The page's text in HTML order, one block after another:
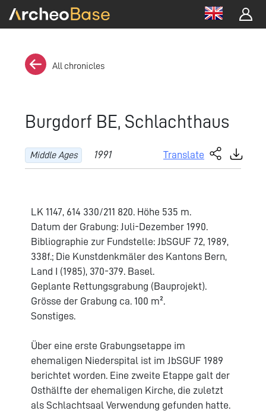
All chronicles
Burgdorf BE, Schlachthaus
Middle Ages 1991 Translate
LK 1147, 614 330/211 820. Höhe 535 m.
Datum der Grabung: Juli-Dezember 1990.
Bibliographie zur Fundstelle: JbSGUF 72, 1989,
338f.; Die Kunstdenkmäler des Kantons Bern,
Land I (1985), 370-379. Basel.
Geplante Rettungsgrabung (Bauprojekt).
Grösse der Grabung ca. 100 m².
Sonstiges.
Über eine erste Grabungsetappe im
ehemaligen Niederspital ist im JbSGUF 1989
berichtet worden. Eine zweite Etappe galt der
Osthälfte der ehemaligen Kirche, die zuletzt
als Schlachtsaal Verwendung gefunden hatte.